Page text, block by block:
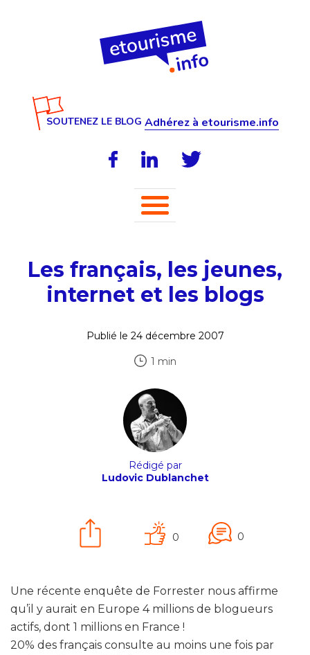
SOUTENEZ LE BLOG Adhérez à etourisme.info
Les français, les jeunes,
internet et les blogs
Publié le 24 décembre 2007
1 min
Rédigé par
Ludovic Dublanchet
0 0
Une récente enquête de Forrester nous affirme
qu’il y aurait en Europe 4 millions de blogueurs
actifs, dont 1 millions en France !
20% des français consulte au moins une fois par